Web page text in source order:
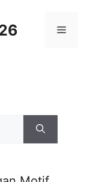
Menu